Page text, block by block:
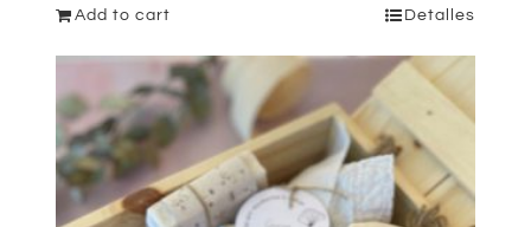
Add to cart Detalles